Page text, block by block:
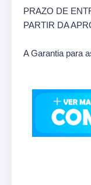
PRAZO DE
PARTIR DA
A Garantia para